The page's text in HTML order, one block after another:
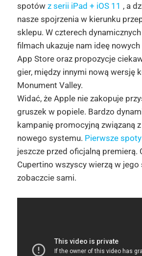
spotów z serii iPad + iOS 11 , a
nasze spojrzenia w kierunku
sklepu. W czterech
filmach ukazuje nam ideę
App Store oraz propozycje
gier, między innymi nową wersję
Monument Valley.
Widać, że Apple nie zakopuje
gruszek w popiele. Bardzo
kampanię promocyjną związaną
nowego systemu. Pierwsze spoty
jeszcze przed oficjalną premierą.
Cupertino wszyscy wierzą w jego
zobaczcie sami.